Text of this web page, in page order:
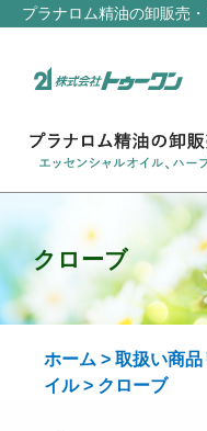
プラナロム精油の卸販売
クローブ
ホーム > 取扱い商品
イル> クローブ